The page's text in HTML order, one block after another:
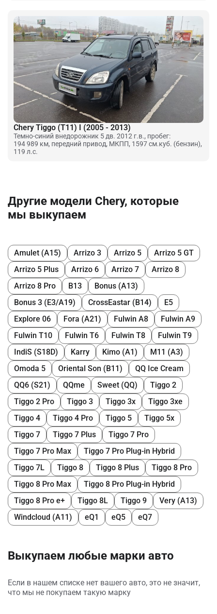
Chery Tiggo (T11) I (2005 - 2013)
Темно-синий внедорожник 5 дв. 2012 г.в., пробег:
194 989 км, передний привод, МКПП, 1597 см.куб. (бензин),
119 л.с.
Другие модели Chery, которые
мы выкупаем
Amulet (A15) Arrizo 3 Arrizo 5
Arrizo 5 GT
Arrizo 5 Plus
Arrizo 6 Arrizo 7
Arrizo 8
Arrizo 8 Pro
B13
Bonus (A13)
Bonus 3 (E3/A19)
CrossEastar (B14)
E5
Explore 06
Fora (A21) Fulwin A8
Fulwin A9
Fulwin T10
Fulwin T6 Fulwin T8
Fulwin T9
IndiS (S18D)
Karry Kimo (A1)
M11 (A3)
Omoda 5
Oriental Son (B11)
QQ Ice Cream
QQ6 (S21)
QQme Sweet (QQ)
Tiggo 2
Tiggo 2 Pro
Tiggo 3 Tiggo 3x
Tiggo 3xe
Tiggo 4
Tiggo 4 Pro Tiggo 5
Tiggo 5x
Tiggo 7
Tiggo 7 Plus
Tiggo 7 Pro
Tiggo 7 Pro Max
Tiggo 7 Pro Plug-in Hybrid
Tiggo 7L
Tiggo 8 Tiggo 8 Plus
Tiggo 8 Pro
Tiggo 8 Pro Max
Tiggo 8 Pro Plug-in Hybrid
Tiggo 8 Pro e+
Tiggo 8L Tiggo 9
Very (A13)
Windcloud (A11)
eQ1 eQ5 eQ7
Выкупаем любые марки авто
Если в нашем списке нет вашего авто, это не значит,
что мы не покупаем такую марку